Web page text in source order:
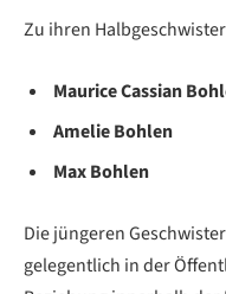
Zu ihren
Maurice Cassian
Amelie Bohlen
Max Bohlen
Die jüngeren
gelegentlich in der